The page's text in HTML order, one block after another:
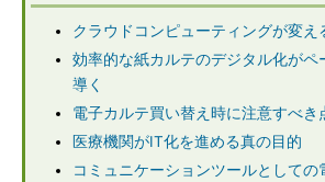
クラウドコンピューティングが変え
効率的な紙カルテのデジタル化がペ
導く
電子カルテ買い替え時に注意すべき
医療機関がIT化を進める真の目的
コミュニケーションツールとしての